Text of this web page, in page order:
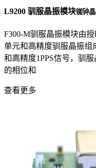
L9200 驯服晶振模块铷钟
F300-M驯服晶振模块由
单元和高精度驯服晶振组
和高精度1PPS信号，驯
的相位和
查看更多